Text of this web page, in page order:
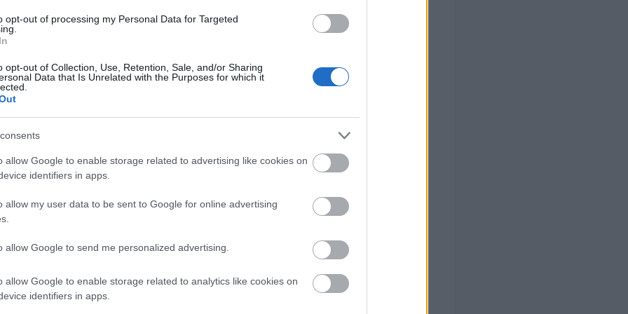
opt-out of processing my Personal Data for Targeted
opt-out of Collection, Use, Retention, Sale, and/or Sharing
Data that Is Unrelated with the Purposes for which it
allow Google to enable storage related to advertising like cookies on
identifiers in apps.
allow my user data to be sent to Google for online advertising
allow Google to send me personalized advertising.
allow Google to enable storage related to analytics like cookies on
identifiers in apps.
Ειδήσεις
μισθός: Σενάριο για αύξηση στα 1.000 ευρώ από το 2027
315 μόνιμοι στο Δημόσιο - Στις 1.102 οι αιτήσεις
θέσεις εργασίας στο Δημόσιο (χωρίς πτυχίο)